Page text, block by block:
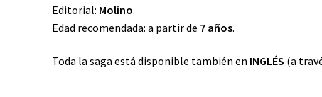
Editorial: Molino.
Edad recomendada: a partir de 7 años.
Toda la saga está disponible también en INGLÉS (a